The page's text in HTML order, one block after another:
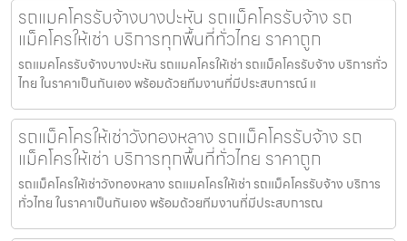
รถแมคโครรับจ้างบางปะหัน รถแม็คโครรับจ้าง รถ
แม็คโครให้เช่า บริการทุกพื้นที่ทั่วไทย ราคาถูก
รถแมคโครรับจ้างบางปะหัน รถแมคโครให้เช่า รถแม็คโครรับจ้าง บริการทั่ว
ไทย ในราคาเป็นกันเอง พร้อมด้วยทีมงานที่มีประสบการณ์ แ
รถแม็คโครให้เช่าวังทองหลาง รถแม็คโครรับจ้าง รถ
แม็คโครให้เช่า บริการทุกพื้นที่ทั่วไทย ราคาถูก
รถแม็คโครให้เช่าวังทองหลาง รถแมคโครให้เช่า รถแม็คโครรับจ้าง บริการ
ทั่วไทย ในราคาเป็นกันเอง พร้อมด้วยทีมงานที่มีประสบการณ